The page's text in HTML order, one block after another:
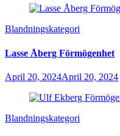
Blandningskategori
Lasse Åberg Förmögenhet
April 20, 2024April 20, 2024
Blandningskategori